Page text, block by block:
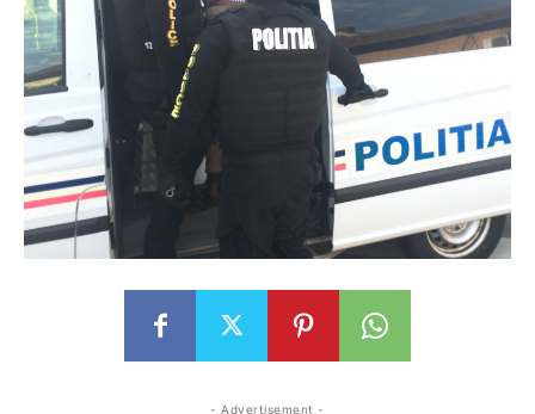
- Advertisement -